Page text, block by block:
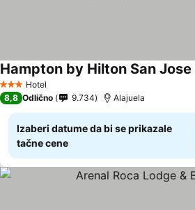
3 Zvezdice
Hotel
Hampton by Hilton San
8,8 Odlično 9.734 Alajuela
Izaberi datume da bi se prikazale
tačne cene